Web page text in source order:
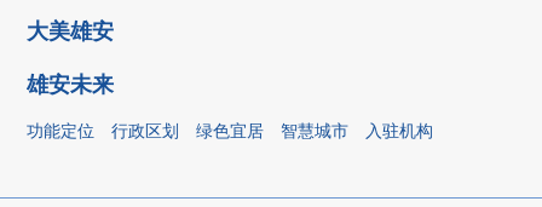
大美雄安
雄安未来
功能定位 行政区划 绿色宜居 智慧城市 入驻机构